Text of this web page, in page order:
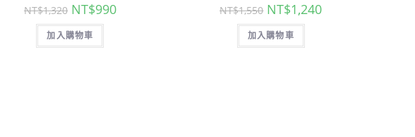
NT$1,320 NT$990
加入購物車
NT$1,550 NT$1,240
加入購物車